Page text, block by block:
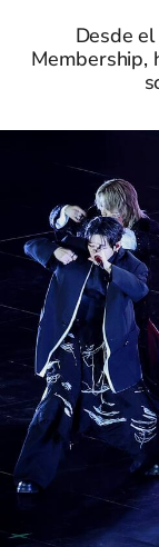
Desde
Membership,